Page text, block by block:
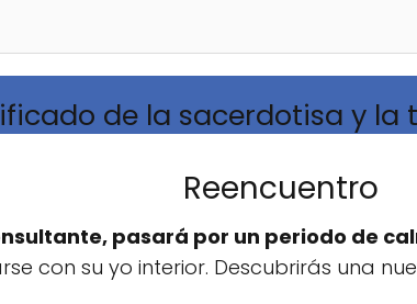
de la sacerdotisa y la
Reencuentro
pasará por un periodo de
con su yo interior. Descubrirás una